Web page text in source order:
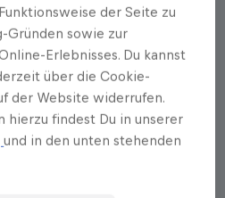
Jahre Koch in den besten
Er studierte
als Rezeptautor und
– erfolgreich, deshalb baut
Bekannt wurde
zum Beispiel
und »Gerlachs Alphabet
der Süddeutschen
den wirklich wichtigen
der Seite zu
Gründen sowie zur
Erlebnisses. Du kannst
über die Cookie-
der Website widerrufen.
hierzu findest Du in unserer
und in den unten stehenden